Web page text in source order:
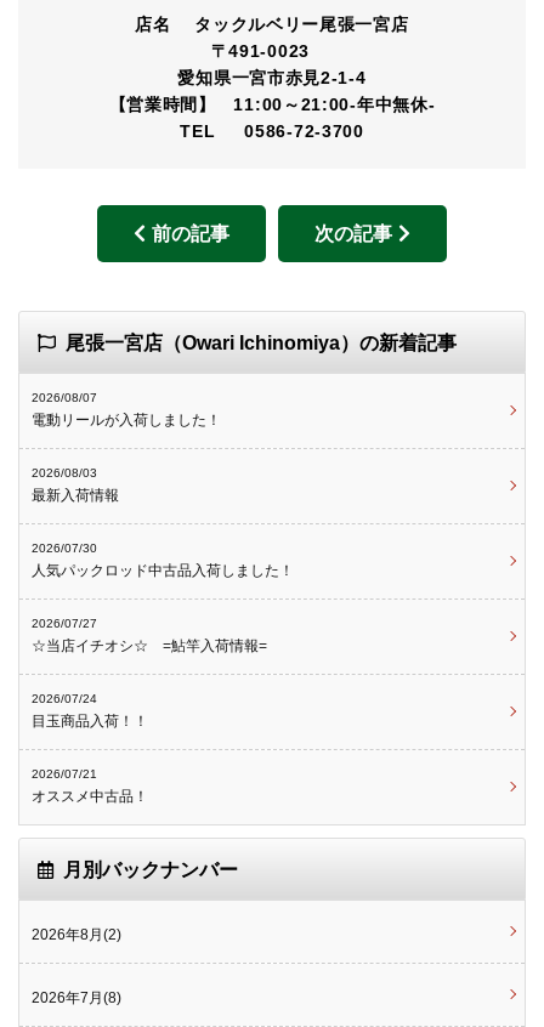
店名 タックルベリー尾張一宮店
〒491-0023
愛知県一宮市赤見2-1-4
【営業時間】 11:00～21:00-年中無休-
TEL 0586-72-3700
前の記事 次の記事
尾張一宮店（Owari Ichinomiya）の新着記事
2026/08/07
電動リールが入荷しました！
2026/08/03
最新入荷情報
2026/07/30
人気パックロッド中古品入荷しました！
2026/07/27
☆当店イチオシ☆ =鮎竿入荷情報=
2026/07/24
目玉商品入荷！！
2026/07/21
オススメ中古品！
月別バックナンバー
2026年8月(2)
2026年7月(8)